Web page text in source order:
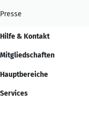
Presse
Hilfe & Kontakt
Mitgliedschaften
Hauptbereiche
Services